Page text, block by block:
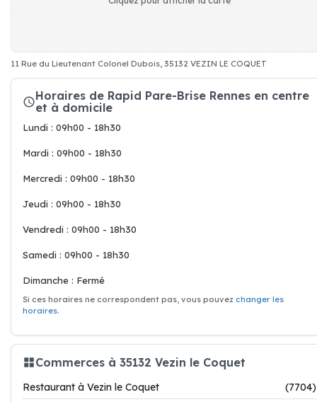
11 Rue du Lieutenant Colonel Dubois, 35132 VEZIN LE COQUET
Horaires de Rapid Pare-Brise Rennes en centre
et à domicile
Lundi : 09h00 - 18h30
Mardi : 09h00 - 18h30
Mercredi : 09h00 - 18h30
Jeudi : 09h00 - 18h30
Vendredi : 09h00 - 18h30
Samedi : 09h00 - 18h30
Dimanche : Fermé
Si ces horaires ne correspondent pas, vous pouvez changer les
horaires.
Commerces à 35132 Vezin le Coquet
Restaurant à Vezin le Coquet
(7704)